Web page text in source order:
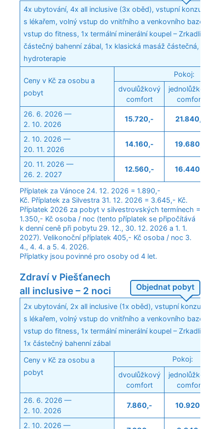
4x ubytování, 4x all inclusive (3x oběd), vstupní konzultace
s lékařem, volný vstup do vnitřního a venkovního bazénu,
vstup do fitness, 1x termální minerální koupel – Zrkadlisko,
částečný bahenní zábal, 1x klasická masáž částečná, 1x
hydroterapie
Ceny v Kč za osobu a
pobyt
Pokoj:
dvoulůžkový
comfort
jednolůžkový
comfort
26. 6. 2026 —
2. 10. 2026
15.720,- 21.840,-
2. 10. 2026 —
20. 11. 2026
14.160,- 19.680,-
20. 11. 2026 —
26. 2. 2027
12.560,- 16.440,-
Příplatek za Vánoce 24. 12. 2026 = 1.890,-
Kč. Příplatek za Silvestra 31. 12. 2026 = 3.645,- Kč.
Příplatek 2026 za pobyt v silvestrovských termínech =
1.350,- Kč osoba / noc (tento příplatek se připočítává
k denní ceně při pobytu 29. 12., 30. 12. 2026 a 1. 1.
2027). Velikonoční příplatek 405,- Kč osoba / noc 3.
4., 4. 4. a 5. 4. 2026.
Příplatky jsou povinné pro osoby od 4 let.
Zdraví v Piešťanech
all inclusive – 2 noci
Objednat pobyt
2x ubytování, 2x all inclusive (1x oběd), vstupní konzultace
s lékařem, volný vstup do vnitřního a venkovního bazénu,
vstup do fitness, 1x termální minerální koupel – Zrkadlisko,
1x částečný bahenní zábal
Ceny v Kč za osobu a
pobyt
Pokoj:
dvoulůžkový
comfort
jednolůžkový
comfort
26. 6. 2026 —
2. 10. 2026
7.860,- 10.920,-
2. 10. 2026 —